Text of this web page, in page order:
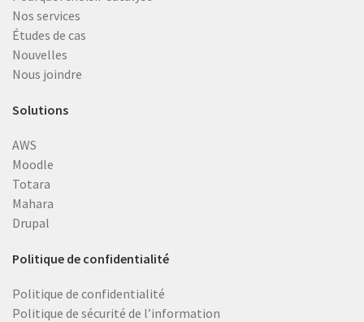
Nos services
Études de cas
Nouvelles
Nous joindre
Solutions
AWS
Moodle
Totara
Mahara
Drupal
Politique de confidentialité
Politique de confidentialité
Politique de sécurité de l’information